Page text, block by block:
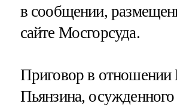
в сообщении,
сайте Мосгорсуда.
Приговор в отношении
Пьянзина, осужденного